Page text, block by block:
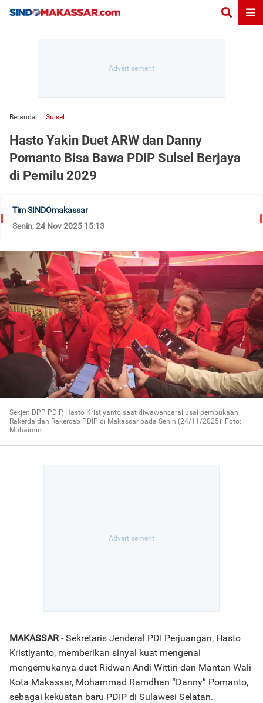
Beranda Sulsel
Hasto Yakin Duet ARW dan Danny
Pomanto Bisa Bawa PDIP Sulsel Berjaya
di Pemilu 2029
Tim SINDOmakassar
Senin, 24 Nov 2025 15:13
Sekjen DPP PDIP, Hasto Kristiyanto saat diwawancarai usai pembukaan
Rakerda dan Rakercab PDIP di Makassar pada Senin (24/11/2025). Foto:
Muhaimin
MAKASSAR- Sekretaris Jenderal PDI Perjuangan, Hasto
Kristiyanto, memberikan sinyal kuat mengenai
mengemukanya duet Ridwan Andi Wittiri dan Mantan Wali
Kota Makassar, Mohammad Ramdhan “Danny” Pomanto,
sebagai kekuatan baru PDIP di Sulawesi Selatan.